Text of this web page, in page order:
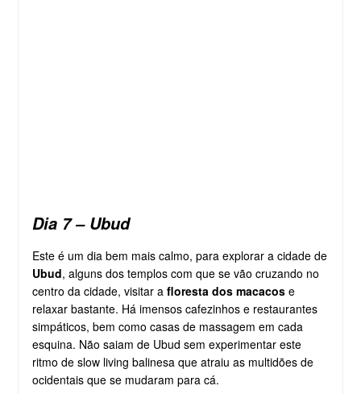
Dia 7 – Ubud
Este é um dia bem mais calmo, para explorar a cidade de
Ubud, alguns dos templos com que se vão cruzando no
centro da cidade, visitar afloresta dos macacose
relaxar bastante. Há imensos cafezinhos e restaurantes
simpáticos, bem como casas de massagem em cada
esquina. Não saiam de Ubud sem experimentar este
ritmo de slow living balinesa que atraiu as multidões de
ocidentais que se mudaram para cá.